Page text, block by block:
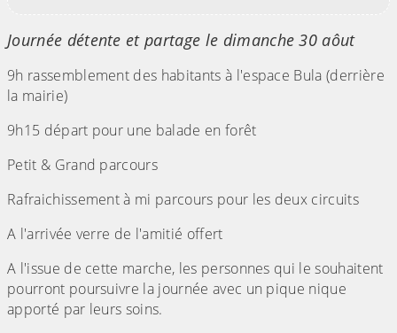
Journée détente et partage le dimanche 30 aôut
9h rassemblement des habitants à l'espace Bula (derrière
la mairie)
9h15 départ pour une balade en forêt
Petit & Grand parcours
Rafraichissement à mi parcours pour les deux circuits
A l'arrivée verre de l'amitié offert
A l'issue de cette marche, les personnes qui le souhaitent
pourront poursuivre la journée avec un pique nique
apporté par leurs soins.